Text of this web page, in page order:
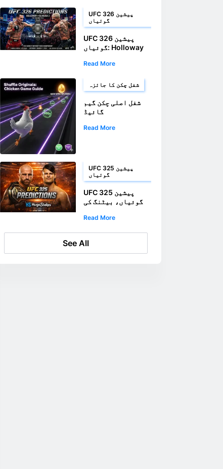
UFC 326 پیشین
گوئیاں
UFC 326 پیشین
گوئیاں: Holloway
بیٹنگ گائیڈ اور
Read More
شفل چکن کا جائزہ
شفل اصلی چکن گیم
گائیڈ
Read More
UFC 325 پیشین
گوئیاں
UFC 325 پیشین
گوئیاں، بیٹنگ کی
بیٹنگ پروموشنز
Read More
See All